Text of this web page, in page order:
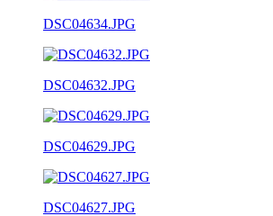
DSC04634.JPG
DSC04632.JPG
DSC04629.JPG
DSC04627.JPG